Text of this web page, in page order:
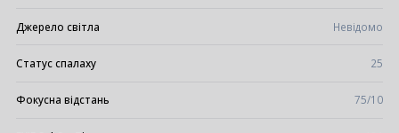
Джерело світла Невідомо
Статус спалаху 25
Фокусна відстань 75/10